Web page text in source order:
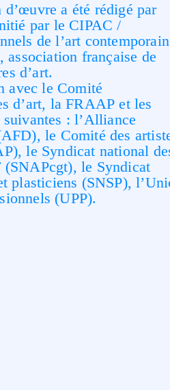
a été rédigé par
par le CIPAC /
de l’art contemporain
association française de
d’art.
avec le Comité
d’art, laFRAAP et les
: l’Alliance
AFD), le Comité des
), le Syndicat national
(SNAPcgt), le Syndicat
plasticiens (SNSP),
(UPP).